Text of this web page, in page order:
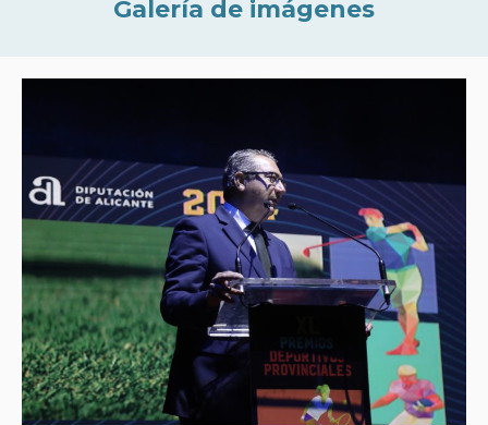
Galería de imágenes